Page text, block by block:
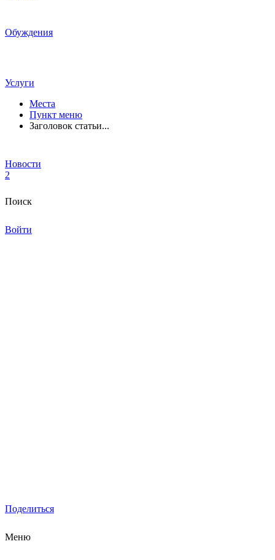
Обуждения
Услуги
Места
Пункт меню
Заголовок статьи...
Новости
2
Поиск
Войти
Поделиться
Меню